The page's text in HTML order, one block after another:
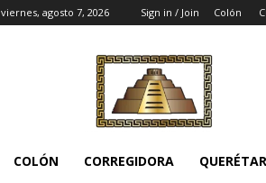
viernes, agosto 7, 2026 Sign in / Join Colón
Noticias
del
Pueblito
COLÓN CORREGIDORA